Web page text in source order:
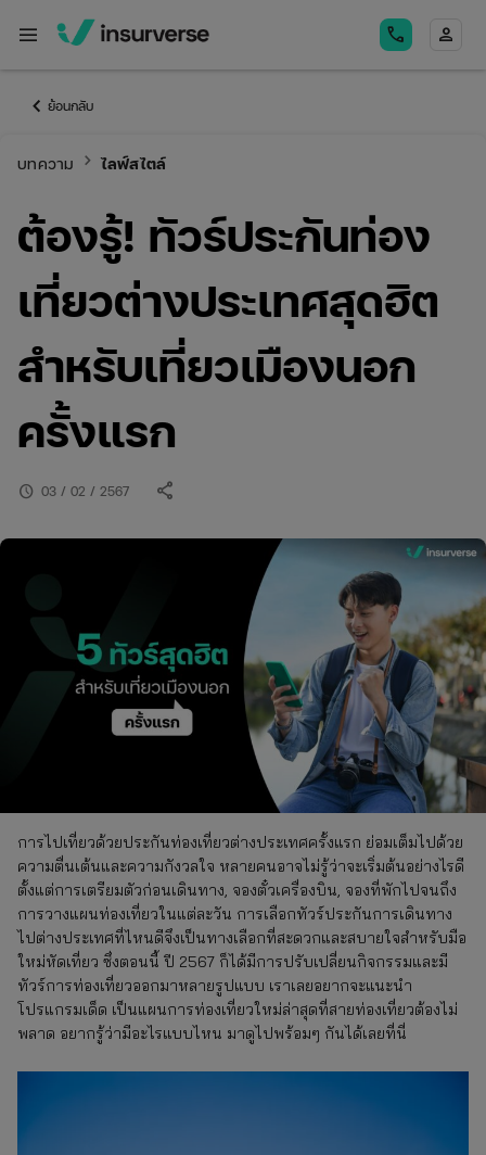
menu call person
keyboard_arrow_left ย้อนกลับ
บทความ keyboard_arrow_right ไลฟ์สไตล์
ต้องรู้! ทัวร์ประกันท่อง
เที่ยวต่างประเทศสุดฮิต
สำหรับเที่ยวเมืองนอก
ครั้งแรก
schedule 03 / 02 / 2567 share
การไปเที่ยวด้วยประกันท่องเที่ยวต่างประเทศครั้งแรก ย่อมเต็มไปด้วย
ความตื่นเต้นและความกังวลใจ หลายคนอาจไม่รู้ว่าจะเริ่มต้นอย่างไรดี
ตั้งแต่การเตรียมตัวก่อนเดินทาง, จองตั๋วเครื่องบิน, จองที่พักไปจนถึง
การวางแผนท่องเที่ยวในแต่ละวัน การเลือกทัวร์ประกันการเดินทาง
ไปต่างประเทศที่ไหนดีจึงเป็นทางเลือกที่สะดวกและสบายใจสำหรับมือ
ใหม่หัดเที่ยว ซึ่งตอนนี้ ปี 2567 ก็ได้มีการปรับเปลี่ยนกิจกรรมและมี
ทัวร์การท่องเที่ยวออกมาหลายรูปแบบ เราเลยอยากจะแนะนำ
โปรแกรมเด็ด เป็นแผนการท่องเที่ยวใหม่ล่าสุดที่สายท่องเที่ยวต้องไม่
พลาด อยากรู้ว่ามีอะไรแบบไหน มาดูไปพร้อมๆ กันได้เลยที่นี่